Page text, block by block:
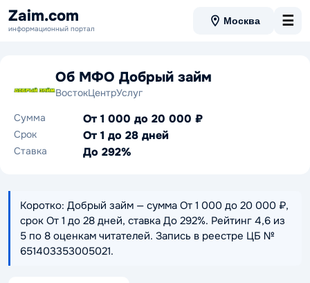
Zaim.com
информационный портал
Москва ☰
Об МФО Добрый займ
ВостокЦентрУслуг
Сумма
От 1 000 до 20 000 ₽
Срок От 1 до 28 дней
Ставка До 292%
Коротко: Добрый займ — сумма От 1 000 до 20 000 ₽,
срок От 1 до 28 дней, ставка До 292%. Рейтинг 4,6 из
5 по 8 оценкам читателей. Запись в реестре ЦБ №
651403353005021.